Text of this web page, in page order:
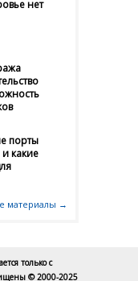
нет
порты
какие
материалы →
только с
© 2000-2025